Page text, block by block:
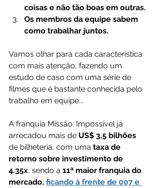
coisas e não tão boas em outras.
Os membros da equipe sabem
como trabalhar juntos.
Vamos olhar para cada característica
com mais atenção, fazendo um
estudo de caso com uma série de
filmes que é bastante conhecida pelo
trabalho em equipe...
A franquia Missão: Impossível já
arrecadou mais de US$ 3,5 bilhões
de bilheteria, com uma taxa de
retorno sobre investimento de
4.35x, sendo a 11ª maior franquia do
mercado, ficando à frente de 007 e